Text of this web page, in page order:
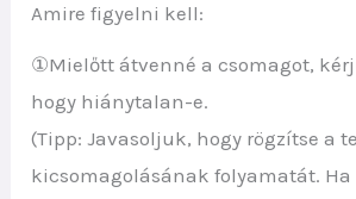
Amire figyelni kell:
①Mielőtt átvenné a csomagot,
hogy hiánytalan-e.
(Tipp: Javasoljuk, hogy rögzítse a
kicsomagolásának folyamatát.